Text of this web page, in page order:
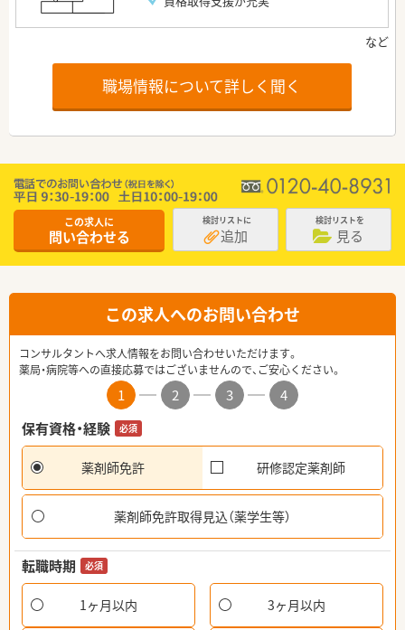
職場情報について詳しく聞く
この求人に
問い合わせる
検討リストに
追加
検討リストを
見る
この求人へのお問い合わせ
コンサルタントへ求人情報をお問い合わせいただけます。
薬局・病院等への直接応募ではございませんので、ご安心ください。
1 2 3
4
保有資格・経験
必須
薬剤師免許 研修認定薬剤師
薬剤師免許取得見込（薬学生等）
転職時期 必須
1ヶ月以内 3ヶ月以内